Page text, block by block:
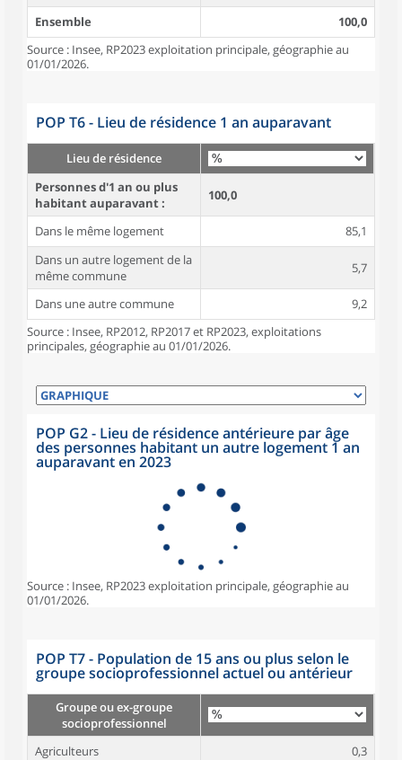
Ensemble
100,0
Source : Insee, RP2023 exploitation principale, géographie au
01/01/2026.
POP T6 - Lieu de résidence 1 an auparavant
Lieu de résidence
Personnes d'1 an ou plus
habitant auparavant :
100,0
Dans le même logement
85,1
Dans un autre logement de la
même commune
5,7
Dans une autre commune
9,2
Source : Insee, RP2012, RP2017 et RP2023, exploitations
principales, géographie au 01/01/2026.
POP G2 - Lieu de résidence antérieure par âge
des personnes habitant un autre logement 1 an
auparavant en 2023
Source : Insee, RP2023 exploitation principale, géographie au
01/01/2026.
POP T7 - Population de 15 ans ou plus selon le
groupe socioprofessionnel actuel ou antérieur
Groupe ou ex-groupe
socioprofessionnel
Agriculteurs
0,3